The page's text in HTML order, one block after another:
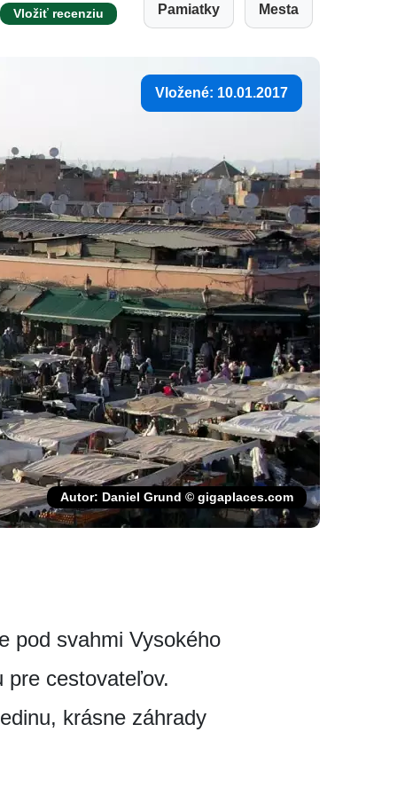
Vložiť recenziu Pamiatky Mesta
Vložené: 10.01.2017
Autor: Daniel Grund © gigaplaces.com
pod svahmi Vysokého
pre cestovateľov.
krásne záhrady